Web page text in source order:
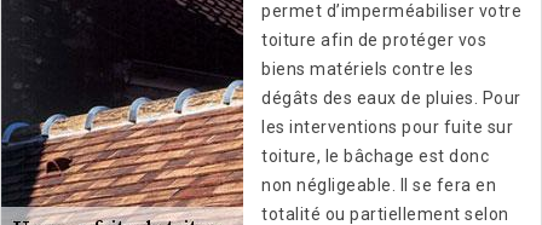
permet d’imperméabiliser votre
toiture afin de protéger vos
biens matériels contre les
dégâts des eaux de pluies. Pour
les interventions pour fuite sur
toiture, le bâchage est donc
non négligeable. Il se fera en
totalité ou partiellement selon